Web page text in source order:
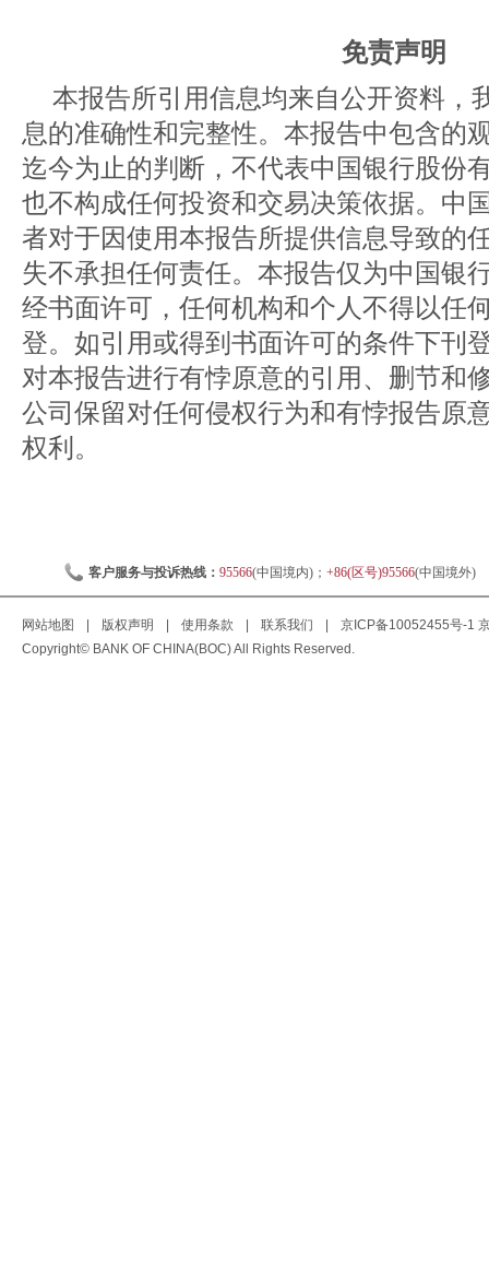
免责声明
本报告所引用信息均来自公开资料，
息的准确性和完整性。本报告中包含的
迄今为止的判断，不代表中国银行股份
也不构成任何投资和交易决策依据。中
者对于因使用本报告所提供信息导致的
失不承担任何责任。本报告仅为中国银
经书面许可，任何机构和个人不得以任
登。如引用或得到书面许可的条件下刊
对本报告进行有悖原意的引用、删节和
公司保留对任何侵权行为和有悖报告原
权利。
客户服务与投诉热线： 95566(中国境内)； +86(区号)95566(中国境外)
网站地图 版权声明 使用条款 联系我们 京ICP备10052455号-1
Copyright© BANK OF CHINA(BOC) All Rights Reserved.